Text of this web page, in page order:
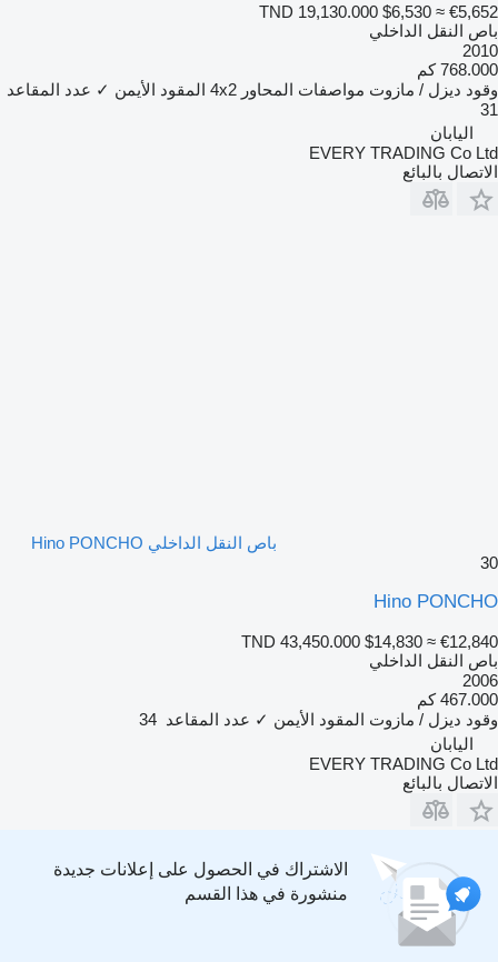
TND 19,130.000 $6,530 ≈ €5,652
باص النقل الداخلي
2010
768.000 كم
وقود ديزل / مازوت مواصفات المحاور 4x2 المقود الأيمن ✓ عدد المقاعد
31
اليابان
EVERY TRADING Co Ltd
الاتصال بالبائع
باص النقل الداخلي Hino PONCHO
30
Hino PONCHO
TND 43,450.000 $14,830 ≈ €12,840
باص النقل الداخلي
2006
467.000 كم
وقود ديزل / مازوت المقود الأيمن ✓ عدد المقاعد 34
اليابان
EVERY TRADING Co Ltd
الاتصال بالبائع
الاشتراك في الحصول على إعلانات جديدة
منشورة في هذا القسم